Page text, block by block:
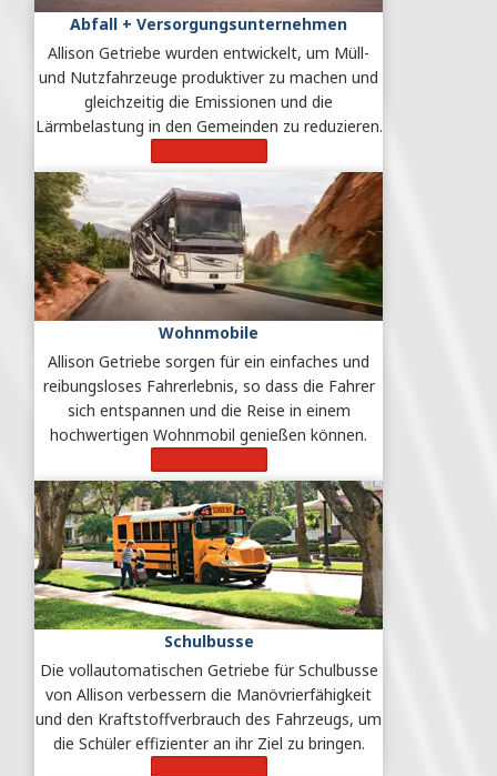
Abfall + Versorgungsunternehmen
Allison Getriebe wurden entwickelt, um Müll-
und Nutzfahrzeuge produktiver zu machen und
gleichzeitig die Emissionen und die
Lärmbelastung in den Gemeinden zu reduzieren.
Wohnmobile
Allison Getriebe sorgen für ein einfaches und
reibungsloses Fahrerlebnis, so dass die Fahrer
sich entspannen und die Reise in einem
hochwertigen Wohnmobil genießen können.
Schulbusse
Die vollautomatischen Getriebe für Schulbusse
von Allison verbessern die Manövrierfähigkeit
und den Kraftstoffverbrauch des Fahrzeugs, um
die Schüler effizienter an ihr Ziel zu bringen.